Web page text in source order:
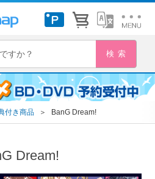
付き商品 ＞ BanG Dream!
Dream!